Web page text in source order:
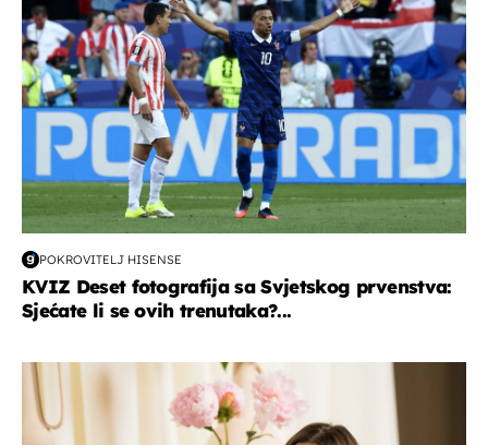
POKROVITELJ HISENSE
KVIZ Deset fotografija sa Svjetskog prvenstva:
Sjećate li se ovih trenutaka?...
moda & ljepota